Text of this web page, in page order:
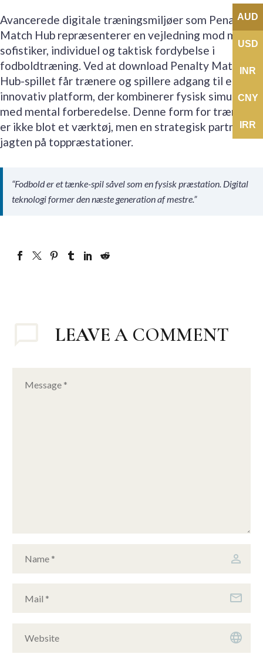
Avancerede digitale træningsmiljøer som Penalty
Match Hub repræsenterer en vejledning mod mere
sofistiker, individuel og taktisk fordybelse i
fodboldtræning. Ved at download Penalty Match
Hub-spillet får trænere og spillere adgang til en
innovativ platform, der kombinerer fysisk simulation
med mental forberedelse. Denne form for træning
er ikke blot et værktøj, men en strategisk partner i
jagten på toppræstationer.
“Fodbold er et tænke-spil såvel som en fysisk præstation. Digital
teknologi former den næste generation af mestre.”
LEAVEA COMMENT
AUD
USD
INR
CNY
IRR